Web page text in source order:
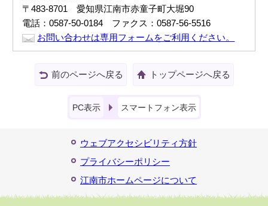
〒483-8701 愛知県江南市赤童子町大堀90
電話：0587-50-0184 ファクス：0587-56-5516
お問い合わせは専用フォームをご利用ください。
前のページへ戻る トップページへ戻る
PC表示 スマートフォン表示
ウェブアクセシビリティ方針
プライバシーポリシー
江南市ホームページについて